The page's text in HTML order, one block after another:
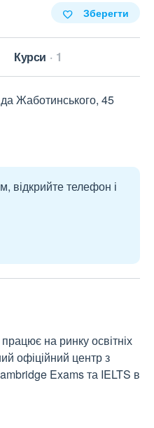
Зберегти
Курси 1
Жаботинського, 45
відкрийте телефон і
працює на ринку освітніх
офіційний центр з
Exams та IELTS в